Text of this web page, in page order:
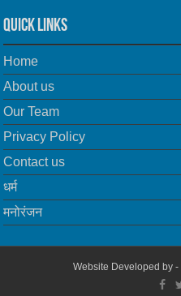
Quick Links
Home
About us
Our Team
Privacy Policy
Contact us
धर्म
मनोरंजन
Website Developed by -